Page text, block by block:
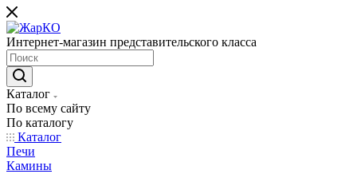
Интернет-магазин представительского класса
Каталог
По всему сайту
По каталогу
Каталог
Печи
Камины